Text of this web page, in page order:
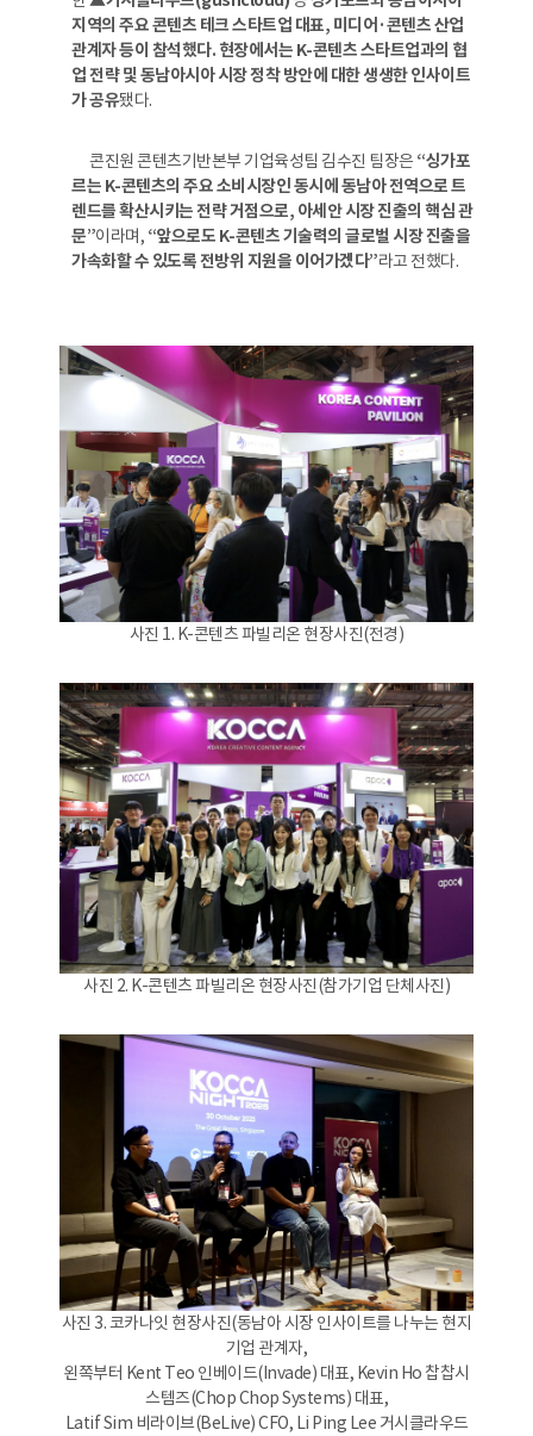
지역의 주요 콘텐츠 테크 스타트업 대표, 미디어·콘텐츠 산업
관계자 등이 참석했다. 현장에서는 K-콘텐츠 스타트업과의 협
업 전략 및 동남아시아 시장 정착 방안에 대한 생생한 인사이트
가 공유됐다.
콘진원 콘텐츠기반본부 기업육성팀 김수진 팀장은 “싱가포
르는 K-콘텐츠의 주요 소비시장인 동시에 동남아 전역으로 트
렌드를 확산시키는 전략 거점으로, 아세안 시장 진출의 핵심 관
문”이라며, “앞으로도 K-콘텐츠 기술력의 글로벌 시장 진출을
가속화할 수 있도록 전방위 지원을 이어가겠다”라고 전했다.
사진 1. K-콘텐츠 파빌리온 현장사진(전경)
사진 2. K-콘텐츠 파빌리온 현장사진(참가기업 단체사진)
사진 3. 코카나잇 현장사진(동남아 시장 인사이트를 나누는 현지
기업 관계자,
왼쪽부터 Kent Teo 인베이드(Invade) 대표, Kevin Ho 찹찹시
스템즈(Chop Chop Systems) 대표,
Latif Sim 비라이브(BeLive) CFO, Li Ping Lee 거시클라우드